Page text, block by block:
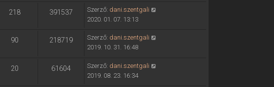
218 391537 Szerző: dani.szentgali
2020. 01. 07. 13:13
90 218719 Szerző: dani.szentgali
2019. 10. 31. 16:48
20 61604 Szerző: dani.szentgali
2019. 08. 23. 16:34